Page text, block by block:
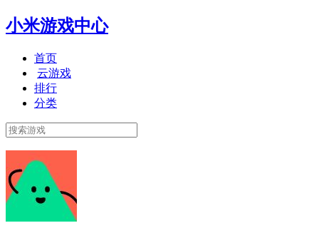
小米游戏中心
首页
云游戏
排行
分类